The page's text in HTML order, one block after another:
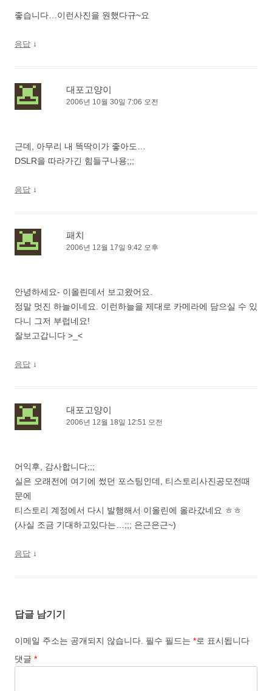
좋습니다…이런사진을 원했다규~요
응답 ↓
대포고양이
2006년 10월 30일 7:06 오전
근데, 아무리 내 똑딱이가 좋아도…
DSLR을 따라가긴 힘들구나용;;;
응답 ↓
패치
2006년 12월 17일 9:42 오후
안녕하세요- 이올린데서 보고왔어요.
정말 멋진 하늘이네요. 이런하늘을 제대로 카메라에 담으실 수 있
다니 그저 부럽네요!
잘보고갑니다 >_<
응답 ↓
대포고양이
2006년 12월 18일 12:51 오전
어익후, 감사합니다;;;
실은 오래전에 여기에 썼던 포스팅인데, 티스토리사진공모전때
문에
티스토리 계정에서 다시 발행해서 이올린에 올라갔네요 ㅎㅎ
(사실 조금 기대하고있다는…;;; 은근은근~)
응답 ↓
답글 남기기
이메일 주소는 공개되지 않습니다. 필수 필드는 *로 표시됩니다
댓글 *